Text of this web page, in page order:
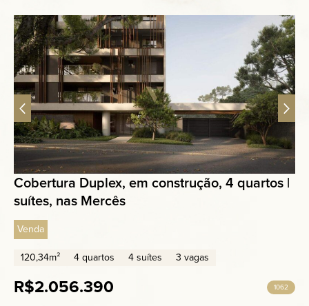
Cobertura Duplex, em construção, 4 quartos |
suítes, nas Mercês
Venda
120,34m²
4 quartos 4 suítes 3 vagas
R$2.056.390 1062